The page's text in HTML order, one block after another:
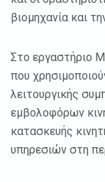
βιομηχανία και
Στο εργαστήριο
που
λειτουργικής
εμβολοφόρων
κατασκευής
υπηρεσιών στη